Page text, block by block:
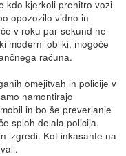
kdo kjerkoli prehitro vozi
opozozilo vidno in
v roku par sekund ne
moderni obliki, mogoče
računa.
omejitvah in policije v
namontirajo
in bo še preverjanje
sploh delala policija.
izgredi. Kot inkasante na